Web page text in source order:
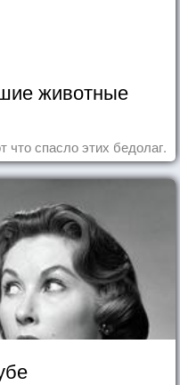
животные
что спасло этих бедолаг.